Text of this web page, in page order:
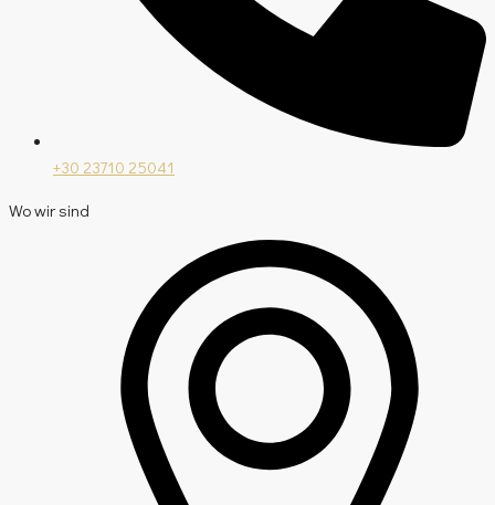
+30 23710 25041
Wo wir sind